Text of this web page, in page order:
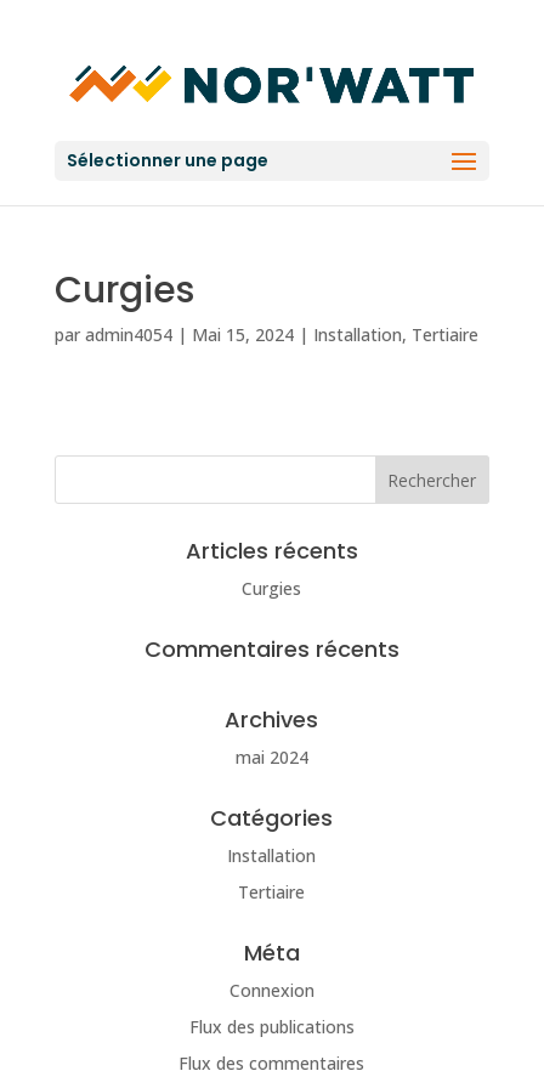
Sélectionner une page
Curgies
par admin4054| Mai 15, 2024| Installation, Tertiaire
Articles récents
Curgies
Commentaires récents
Archives
mai 2024
Catégories
Installation
Tertiaire
Méta
Connexion
Flux des publications
Flux des commentaires